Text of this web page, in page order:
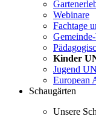
Webinare
Fachtage
Kinder
Jugend
European
Schaugärten
Unsere